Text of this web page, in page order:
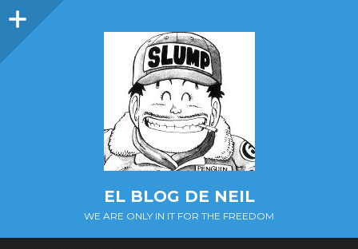
Barra
EL BLOG DE NEIL
WE ARE ONLY IN IT FOR THE FREEDOM